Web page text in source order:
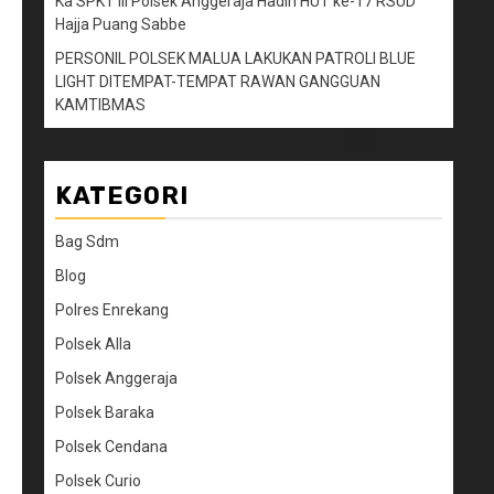
Hajja Puang Sabbe
PERSONIL POLSEK MALUA LAKUKAN PATROLI BLUE
LIGHT DITEMPAT-TEMPAT RAWAN GANGGUAN
KAMTIBMAS
KATEGORI
Bag Sdm
Blog
Polres Enrekang
Polsek Alla
Polsek Anggeraja
Polsek Baraka
Polsek Cendana
Polsek Curio